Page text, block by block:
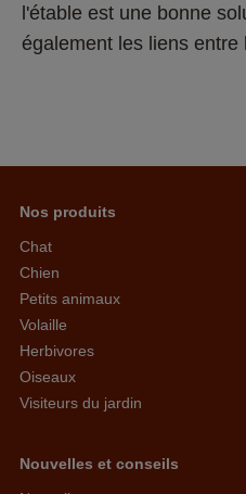
l'étable est une bonne
également les liens entre
Nos produits
Chat
Chien
Petits animaux
Volaille
Herbivores
Oiseaux
Visiteurs du jardin
Nouvelles et conseils